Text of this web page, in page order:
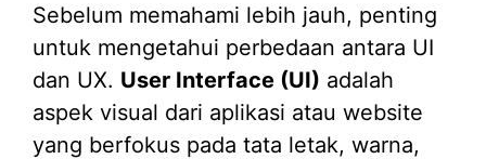
Sebelum memahami lebih jauh, penting
untuk mengetahui perbedaan antara UI
dan UX. User Interface (UI) adalah
aspek visual dari aplikasi atau website
yang berfokus pada tata letak, warna,